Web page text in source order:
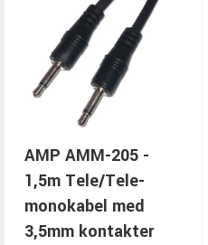
AMP AMM-205 -
1,5m Tele/Tele-
monokabel med
3,5mm kontakter